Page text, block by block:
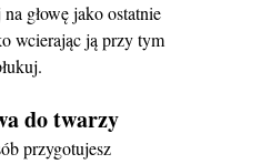
głowę jako ostatnie
wcierając ją przy tym
do twarzy
przygotujesz